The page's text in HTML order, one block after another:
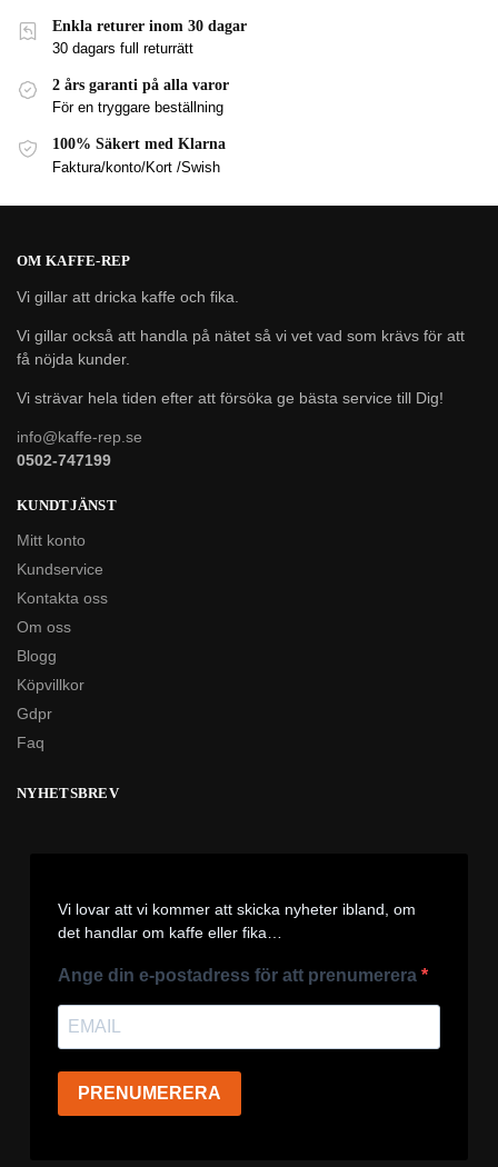
Enkla returer inom 30 dagar
30 dagars full returrätt
2 års garanti på alla varor
För en tryggare beställning
100% Säkert med Klarna
Faktura/konto/Kort /Swish
OM KAFFE-REP
Vi gillar att dricka kaffe och fika.
Vi gillar också att handla på nätet så vi vet vad som krävs för att
få nöjda kunder.
Vi strävar hela tiden efter att försöka ge bästa service till Dig!
info@kaffe-rep.se
0502-747199
KUNDTJÄNST
Mitt konto
Kundservice
Kontakta oss
Om oss
Blogg
Köpvillkor
Gdpr
Faq
NYHETSBREV
Vi lovar att vi kommer att skicka nyheter ibland, om
det handlar om kaffe eller fika…
Ange din e-postadress för att prenumerera
PRENUMERERA